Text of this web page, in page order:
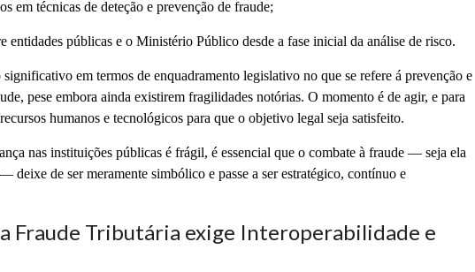
em técnicas de deteção e prevenção de fraude;
entidades públicas e o Ministério Público desde a fase inicial da análise de risco.
em termos de enquadramento legislativo no que se refere á prevenção e
pese embora ainda existirem fragilidades notórias. O momento é de agir, e para
humanos e tecnológicos para que o objetivo legal seja satisfeito.
nas instituições públicas é frágil, é essencial que o combate à fraude — seja ela
deixe de ser meramente simbólico e passe a ser estratégico, contínuo e
Fraude Tributária exige Interoperabilidade e